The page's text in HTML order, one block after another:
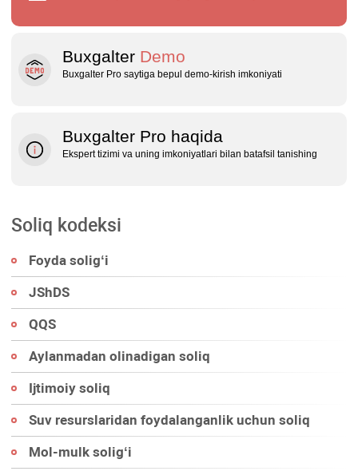
Buxgalter Demo
Buxgalter Pro saytiga bepul demo‑kirish imkoniyati
Buxgalter Pro haqida
Ekspert tizimi va uning imkoniyatlari bilan batafsil tanishing
Soliq kodeksi
Foyda soligʻi
JShDS
QQS
Aylanmadan olinadigan soliq
Ijtimoiy soliq
Suv resurslaridan foydalanganlik uchun soliq
Mol-mulk soligʻi